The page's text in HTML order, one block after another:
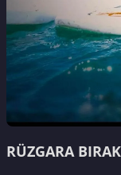
RÜZGARA